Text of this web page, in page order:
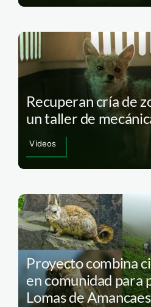
Recuperan cría de
un taller de
Videos
Proyecto combina
en comunidad para
Lomas de Amancaes